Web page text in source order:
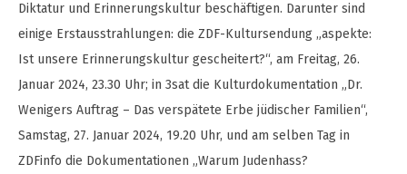
Diktatur und Erinnerungskultur beschäftigen. Darunter sind
einige Erstausstrahlungen: die ZDF-Kultursendung „aspekte:
Ist unsere Erinnerungskultur gescheitert?“, am Freitag, 26.
Januar 2024, 23.30 Uhr; in 3sat die Kulturdokumentation „Dr.
Wenigers Auftrag – Das verspätete Erbe jüdischer Familien“,
Samstag, 27. Januar 2024, 19.20 Uhr, und am selben Tag in
ZDFinfo die Dokumentationen „Warum Judenhass?